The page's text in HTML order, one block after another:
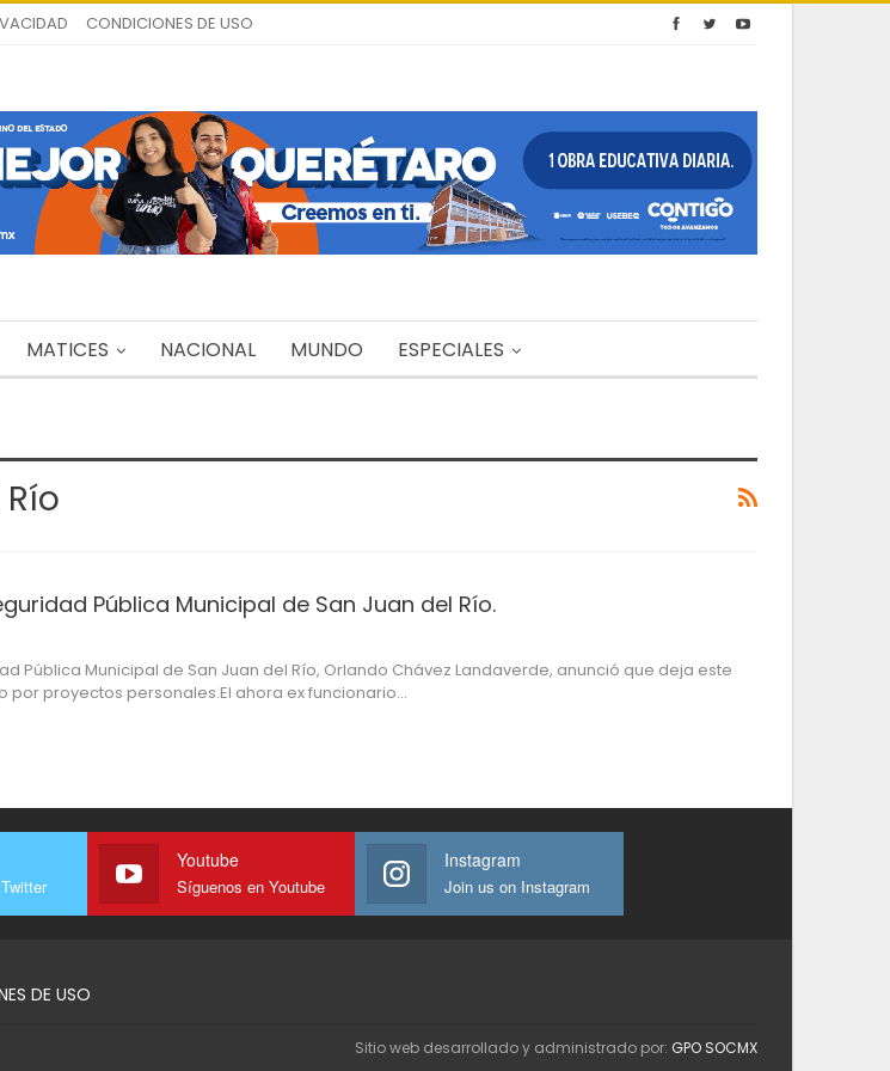
CONDICIONES DE USO
MATICES NACIONAL MUNDO ESPECIALES
Pública Municipal de San Juan del Río.
Pública Municipal de San Juan del Río, Orlando Chávez Landaverde, anunció que deja este
por proyectos personales.El ahora ex funcionario…
Youtube
Síguenos en Youtube
Instagram
Join us on Instagram
DE USO
Sitio web desarrollado y administrado por: GPO SOCMX